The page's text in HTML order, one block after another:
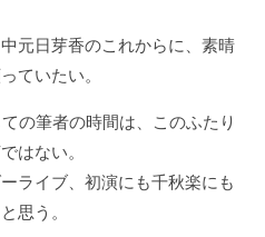
元日芽香のこれからに、素晴
ていたい。
の筆者の時間は、このふたり
はない。
ライブ、初演にも千秋楽にも
思う。